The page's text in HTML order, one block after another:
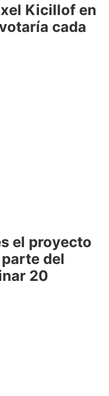
Kicillof en
cada
el proyecto
del
20